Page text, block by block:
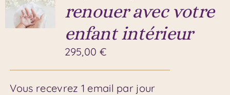
renouer avec votre
enfant intérieur
295,00 €
Vous recevrez 1 email par jour